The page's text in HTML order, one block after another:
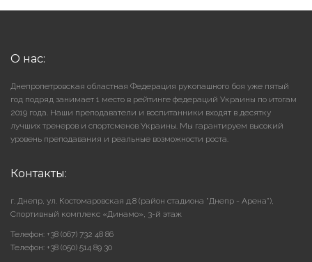
О нас:
Днепропетровская областная Федерация рукопашного боя уже пятый
год подряд занимает 1 место в рейтинге федераций Украины по итогам
2019 года. Наши преподаватели и воспитанники входят в десятку
лучших тренеров и спортсменов Украины. Мы гарантируем высокий
уровень преподавания и реальные возможности роста.
Контакты:
г. Днепр, ул. Костомаровская д.8 (район стадиона "Днепр - Арена"),
Cпортивный комплекс «Динамо», 3-й этаж
Телефон: +38 (067) 732 48 86
Телефон: +38 (050) 514 89 30